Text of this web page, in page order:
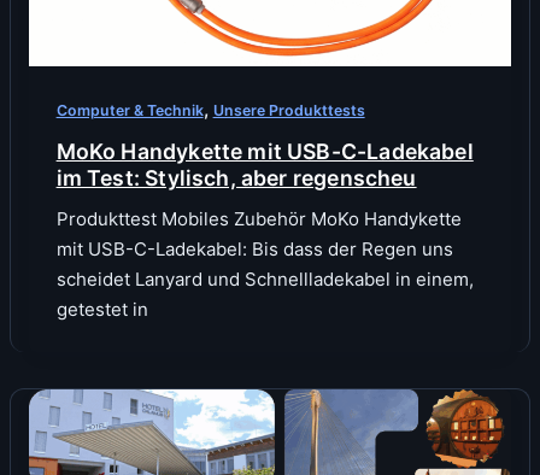
Computer & Technik, Unsere Produkttests
MoKo Handykette mit USB-C-Ladekabel
im Test: Stylisch, aber regenscheu
Produkttest Mobiles Zubehör MoKo Handykette
mit USB-C-Ladekabel: Bis dass der Regen uns
scheidet Lanyard und Schnellladekabel in einem,
getestet in